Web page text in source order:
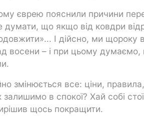
єврею пояснили причини
думати, що якщо від ковдри
І дійсно, ми щороку
восени – і при цьому
змінюється все: ціни,
в спокої? Хай собі
щось покращити.